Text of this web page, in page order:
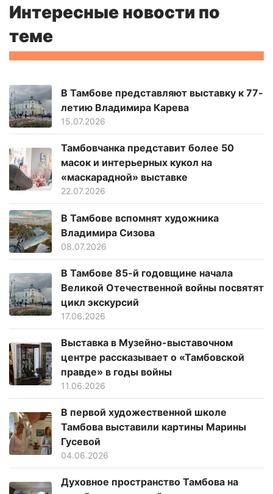
Интересные новости по
теме
В Тамбове представляют выставку к 77-
летию Владимира Карева
15.07.2026
Тамбовчанка представит более 50
масок и интерьерных кукол на
«маскарадной» выставке
22.07.2026
В Тамбове вспомнят художника
Владимира Сизова
08.07.2026
В Тамбове 85-й годовщине начала
Великой Отечественной войны посвятят
цикл экскурсий
17.06.2026
Выставка в Музейно-выставочном
центре рассказывает о «Тамбовской
правде» в годы войны
11.06.2026
В первой художественной школе
Тамбова выставили картины Марины
Гусевой
04.06.2026
Духовное пространство Тамбова на